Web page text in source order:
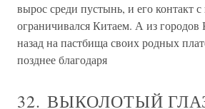
вырос среди пустынь, и его контакт
ограничивался Китаем. А из городов
назад на пастбища своих родных
позднее благодаря
32. ВЫКОЛОТЫЙ